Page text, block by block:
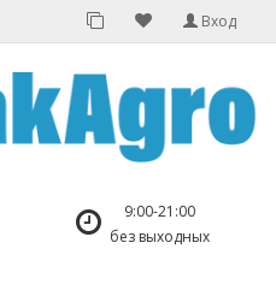
Вход
9:00-21:00
без выходных